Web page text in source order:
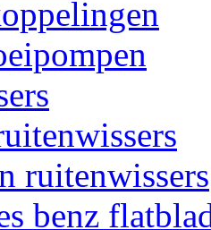
ruitenwissers
benz